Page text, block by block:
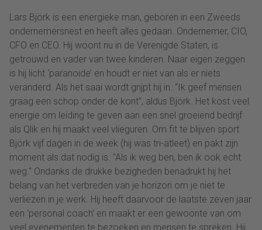
Lars Björk is een energieke man, geboren in een Zweeds
ondernemersnest en heeft alles gedaan. Ondernemer, CIO,
CFO en CEO. Hij woont nu in de Verenigde Staten, is
getrouwd en vader van twee kinderen. Naar eigen zeggen
is hij licht ‘paranoide’ en houdt er niet van als er niets
veranderd. Als het saai wordt grijpt hij in. “Ik geef mensen
graag een schop onder de kont”, aldus Björk. Het kost veel
energie om leiding te geven aan een snel groeiend bedrijf
als Qlik en hij maakt veel vlieguren. Om fit te blijven sport
Björk vijf dagen in de week (hij was tri-atleet) en pakt zijn
moment als dat nodig is. "Als ik weg ben, ben ik ook echt
weg." Ondanks de drukke bezigheden benadrukt hij het
belang van het verbreden van je horizon om je niet te
verliezen in je werk. Hij heeft daarvoor de laatste zeven jaar
een ‘personal coach’ en maakt er een gewoonte van om
veel evenementen te bezoeken en mensen te spreken. Hij